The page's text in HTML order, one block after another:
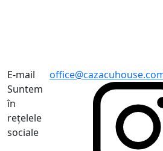
E-mail
Suntem
în
rețelele
sociale